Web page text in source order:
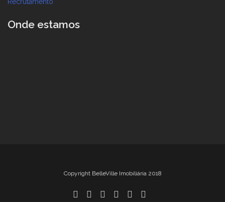
Onde estamos
Copyright BelleVille Imobiliária 2018